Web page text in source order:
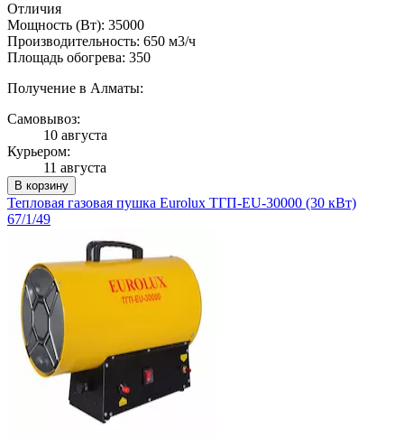
Отличия
Мощность (Вт): 35000
Производительность: 650 м3/ч
Площадь обогрева: 350
Получение в Алматы:
Самовывоз:
10 августа
Курьером:
11 августа
В корзину
Тепловая газовая пушка Eurolux ТГП-EU-30000 (30 кВт)
67/1/49